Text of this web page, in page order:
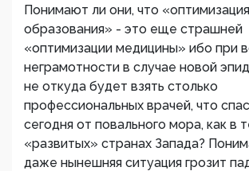
Понимают ли они, что «оптимизация
образования» - это еще страшней
«оптимизации медицины» ибо при
неграмотности в случае новой
не откуда будет взять столько
профессиональных врачей, что
сегодня от повального мора, как в
«развитых» странах Запада?
даже нынешняя ситуация грозит